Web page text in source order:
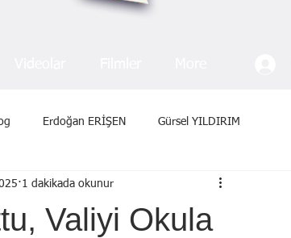
Erdoğan ERİŞEN Gürsel YILDIRIM
KADEMOĞLU Avni İŞBAKAN Yavuz KALYONCU
Valiyi Okula
1 dakikada okunur